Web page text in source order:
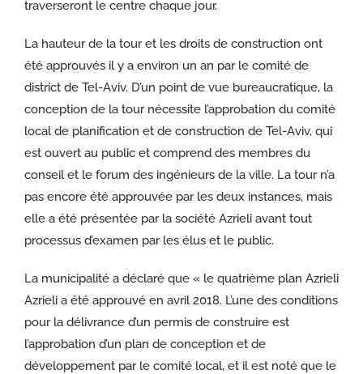
traverseront le centre chaque jour.
La hauteur de la tour et les droits de construction ont
été approuvés il y a environ un an par le comité de
district de Tel-Aviv. D’un point de vue bureaucratique, la
conception de la tour nécessite l’approbation du comité
local de planification et de construction de Tel-Aviv, qui
est ouvert au public et comprend des membres du
conseil et le forum des ingénieurs de la ville. La tour n’a
pas encore été approuvée par les deux instances, mais
elle a été présentée par la société Azrieli avant tout
processus d’examen par les élus et le public.
La municipalité a déclaré que « le quatrième plan Azrieli
Azrieli a été approuvé en avril 2018. L’une des conditions
pour la délivrance d’un permis de construire est
l’approbation d’un plan de conception et de
développement par le comité local, et il est noté que le